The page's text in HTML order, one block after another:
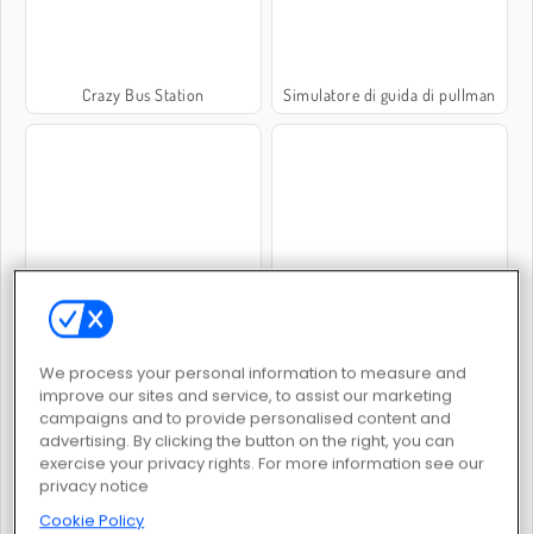
Crazy Bus Station Simulatore di guida di pullman
Parking Fury Parking Jam
We process your personal information to measure and
improve our sites and service, to assist our marketing
campaigns and to provide personalised content and
advertising. By clicking the button on the right, you can
exercise your privacy rights. For more information see our
privacy notice
Cookie Policy